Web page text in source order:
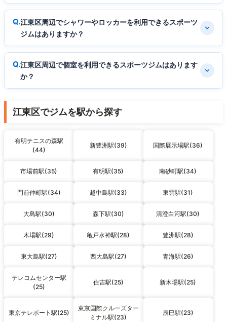
江東区周辺でシャワーやロッカーを利用できるスポーツ
ジムはありますか？
江東区周辺で個室を利用できるスポーツジムはあります
か？
江東区でジムを駅から探す
有明テニスの森駅
(44)
新豊洲駅(39) 国際展示場駅(36)
市場前駅(35) 有明駅(35) 南砂町駅(34)
門前仲町駅(34) 越中島駅(33) 東雲駅(31)
大島駅(30) 森下駅(30) 清澄白河駅(30)
木場駅(29) 亀戸水神駅(28) 豊洲駅(28)
東大島駅(27) 西大島駅(27) 青海駅(26)
テレコムセンター駅
(25)
住吉駅(25) 新木場駅(25)
東京テレポート駅(25)
東京国際クルーズター
ミナル駅(23)
辰巳駅(23)